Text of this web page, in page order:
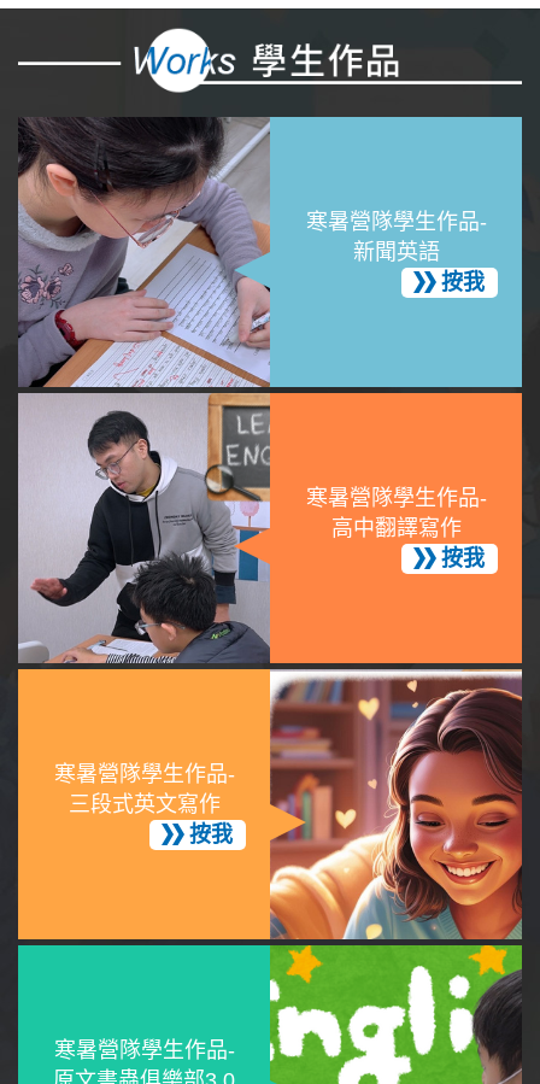
寒暑營隊學生作品-
新聞英語
按我
寒暑營隊學生作品-
高中翻譯寫作
按我
寒暑營隊學生作品-
三段式英文寫作
按我
寒暑營隊學生作品-